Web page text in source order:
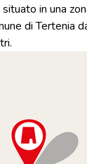
in una
di Tertenia